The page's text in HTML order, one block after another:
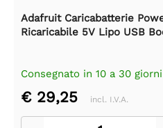
Adafruit Caricabatterie
Ricaricabile 5V Lipo USB
Consegnato in 10 a 30 giorni
€ 29,25 incl. I.V.A.